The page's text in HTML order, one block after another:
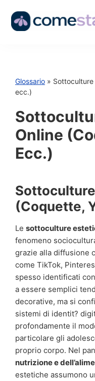
Glossario »
ecc.)
Online
Ecc.)
(Coquette,
Le sottoculture
fenomeno
grazie alla diffusione
come TikTok,
spesso identificati
a essere semplici
decorative, ma si
sistemi di identit?
profondamente il
particolare gli
proprio corpo. Nel
nutrizione e
estetiche assumono